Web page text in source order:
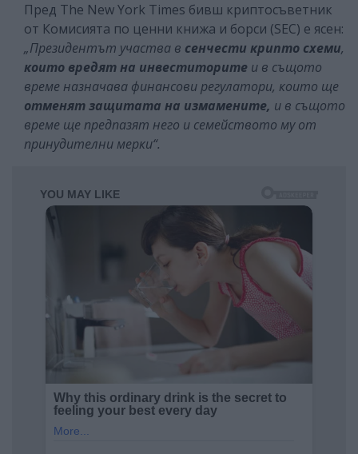
Пред The ​​New York Times бивш криптосъветник
от Комисията по ценни книжа и борси (SEC) е ясен:
„Президентът участва в сенчести крипто схеми,
които вредят на инвеститорите и в същото
време назначава финансови регулатори, които ще
отменят защитата на измамените, и в същото
време ще предпазят него и семейството му от
принудителни мерки“.